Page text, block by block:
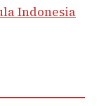
Indonesia